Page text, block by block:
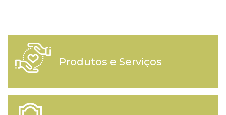
Produtos e Serviços